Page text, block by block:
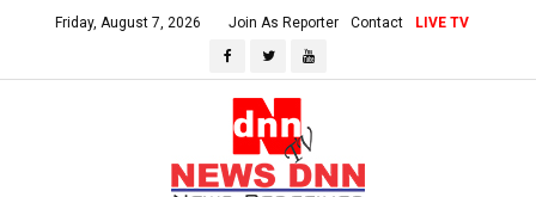
Friday, August 7, 2026 Join As Reporter Contact LIVE TV